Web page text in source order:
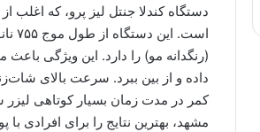
دستگاه کندلا جنتل لیز پرو، که
(رنگدانه مو) را دارد. این ویژگی
داده و از بین ببرد. سرعت بالای
مشهد، بهترین نتایج را برای